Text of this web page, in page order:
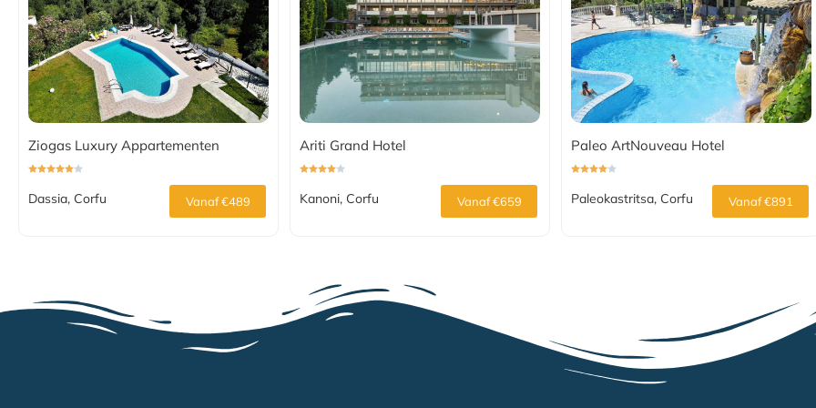
Ziogas Luxury Appartementen
Dassia, Corfu Vanaf €489
Ariti Grand Hotel
Kanoni, Corfu Vanaf €659
Paleo ArtNouveau Hotel
Paleokastritsa, Corfu Vanaf €891